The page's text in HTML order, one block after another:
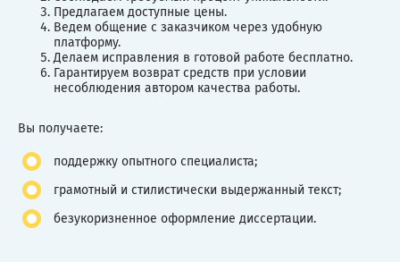
Предлагаем доступные цены.
Ведем общение с заказчиком через удобную
платформу.
Делаем исправления в готовой работе бесплатно.
Гарантируем возврат средств при условии
несоблюдения автором качества работы.
Вы получаете:
поддержку опытного специалиста;
грамотный и стилистически выдержанный текст;
безукоризненное оформление диссертации.